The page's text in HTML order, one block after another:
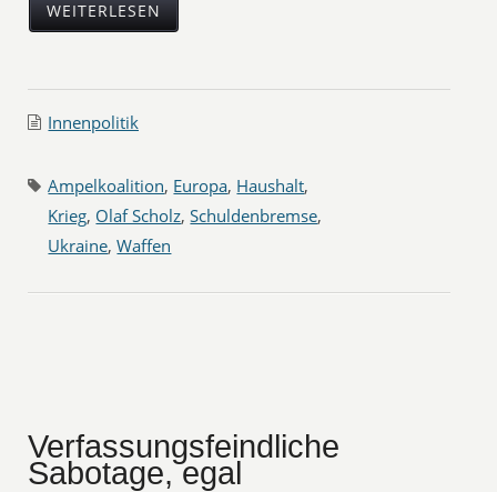
WEITERLESEN
Innenpolitik
Ampelkoalition, Europa, Haushalt,
Krieg, Olaf Scholz,Schuldenbremse,
Ukraine,Waffen
Verfassungsfeindliche
Sabotage, egal